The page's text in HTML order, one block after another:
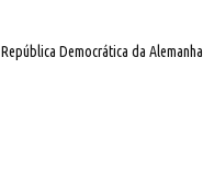
Democrática da Alemanha